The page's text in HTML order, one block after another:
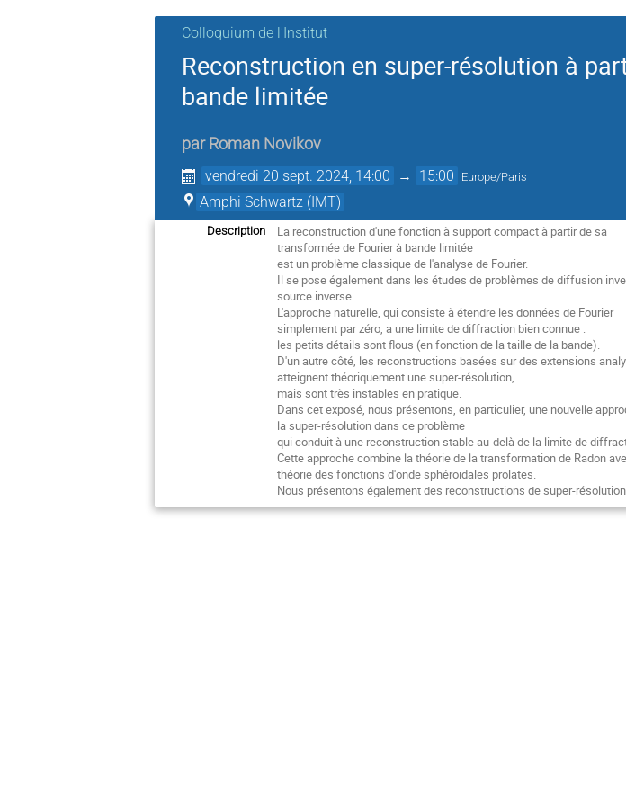
Colloquium de l'Institut
Reconstruction en super-résolution à
bande limitée
par Roman Novikov
vendredi 20 sept. 2024, 14:00 → 15:00 Europe/Paris
Amphi Schwartz (IMT)
Description
La reconstruction d'une fonction à support compact à partir de sa
transformée de Fourier à bande limitée
est un problème classique de l'analyse de Fourier.
Il se pose également dans les études de problèmes de diffusion
source inverse.
L'approche naturelle, qui consiste à étendre les données de Fourier
simplement par zéro, a une limite de diffraction bien connue :
les petits détails sont flous (en fonction de la taille de la bande).
D'un autre côté, les reconstructions basées sur des extensions
atteignent théoriquement une super-résolution,
mais sont très instables en pratique.
Dans cet exposé, nous présentons, en particulier, une nouvelle
la super-résolution dans ce problème
qui conduit à une reconstruction stable au-delà de la limite de
Cette approche combine la théorie de la transformation de Radon
théorie des fonctions d'onde sphéroïdales prolates.
Nous présentons également des reconstructions de super-